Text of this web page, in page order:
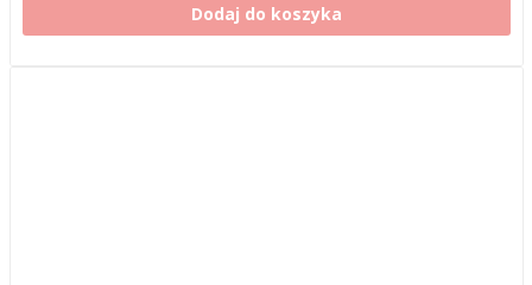
Dodaj do koszyka